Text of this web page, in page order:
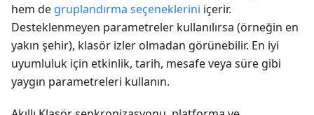
hem de gruplandırma seçeneklerini içerir.
Desteklenmeyen parametreler kullanılırsa (örneğin en
yakın şehir), klasör izler olmadan görünebilir. En iyi
uyumluluk için etkinlik, tarih, mesafe veya süre gibi
yaygın parametreleri kullanın.